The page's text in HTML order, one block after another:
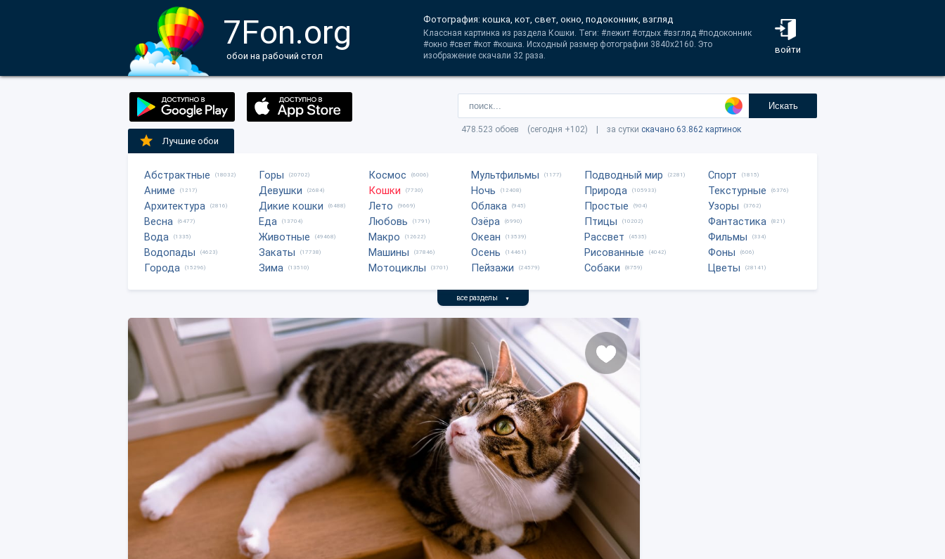
7Fon.org
обои на рабочий стол
войти
Фотография: кошка, кот, свет, окно, подоконник, взгляд
Классная картинка из раздела Кошки. Теги: #лежит #отдых #взгляд #подоконник
#окно #свет #кот #кошка. Исходный размер фотографии 3840x2160. Это
изображение скачали 32 раза.
Искать
478.523 обоев (сегодня +102) | за сутки скачано 63.862 картинок
Лучшие обои
Абстрактные (18032)
Аниме (1217)
Архитектура (2816)
Весна (6477)
Вода (1335)
Водопады (4623)
Города (15296)
Горы (20702)
Девушки (2684)
Дикие кошки (6488)
Еда (13704)
Животные (49468)
Закаты (17738)
Зима (13510)
Космос (6006)
Кошки (7730)
Лето (9669)
Любовь (1791)
Макро (12622)
Машины (37846)
Мотоциклы (3701)
Мультфильмы (1177)
Ночь (12408)
Облака (945)
Озёра (6990)
Океан (13539)
Осень (14461)
Пейзажи (24579)
Подводный мир (2281)
Природа (105933)
Простые (904)
Птицы (10202)
Рассвет (4535)
Рисованные (4042)
Собаки (8759)
Спорт (1815)
Текстурные (6376)
Узоры (3762)
Фантастика (821)
Фильмы (334)
Фоны (606)
Цветы (28141)
все разделы ▼